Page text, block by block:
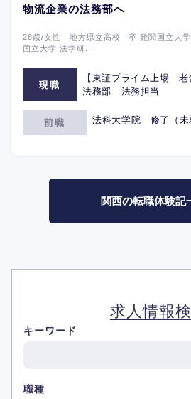
物流企業の法務部へ
28歳/女性 地方県立高校 卒 難関国立大
国立大学 法学研...
現職
【東証プライム上場
法務部 法務担当
前職 法科大学院 修了（未
関西の転職体験記
求人情報
キーワード
職種